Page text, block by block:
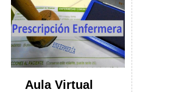
Aula Virtual